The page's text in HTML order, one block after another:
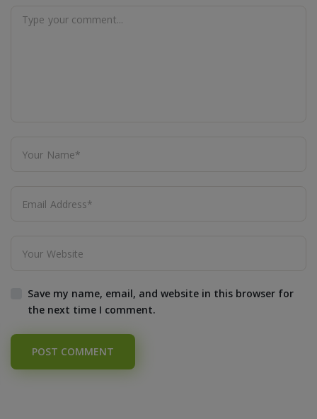
Save my name, email, and website in this browser for
the next time I comment.
POST COMMENT